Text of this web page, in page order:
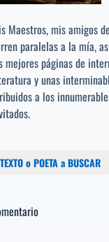
Maestros, mis amigos
paralelas a la mía,
mejores páginas de
y unas
a los